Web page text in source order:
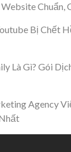
Chuẩn,
Bị Chết
Là Gì? Gói
Agency